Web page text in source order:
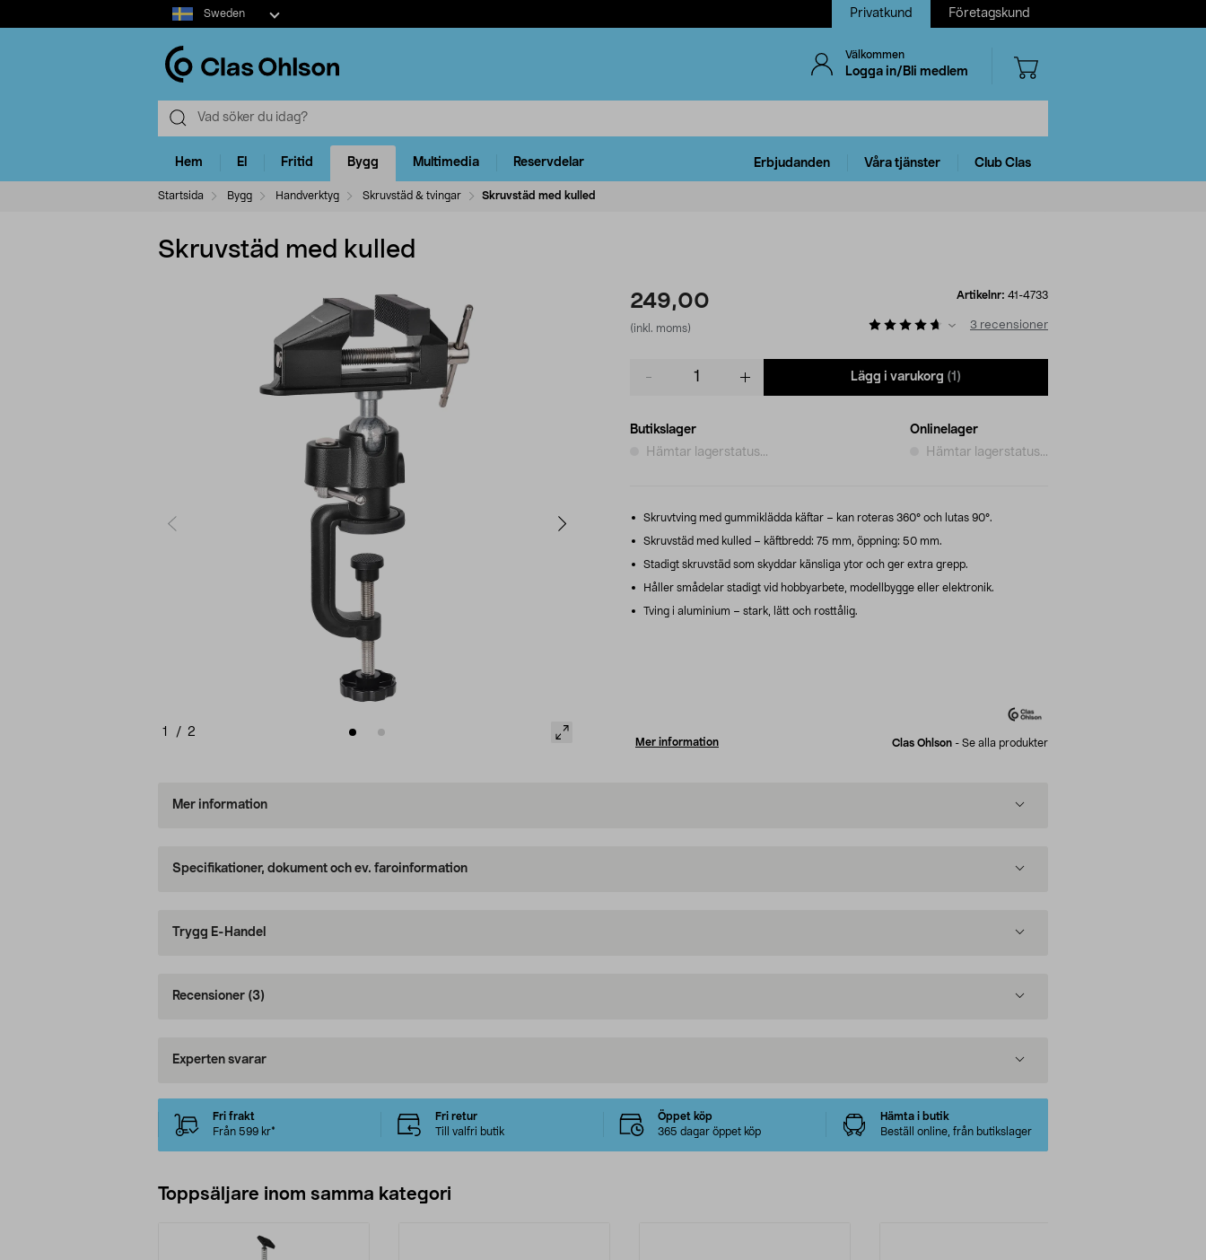
Select
market
Sweden Privatkund Företagskund
Välkommen
Logga in/Bli medlem
Hem El Fritid Bygg Multimedia Reservdelar Erbjudanden Våra tjänster Club Clas
Startsida Bygg Handverktyg Skruvstäd & tvingar Skruvstäd med kulled
Skruvstäd med kulled
1 / 2
249,00
(inkl. moms)
Artikelnr: 41-4733
3 recensioner
Lägg i varukorg (1)
Butikslager
Hämtar lagerstatus...
Onlinelager
Hämtar lagerstatus...
Skruvtving med gummiklädda käftar – kan roteras 360° och lutas 90°.
Skruvstäd med kulled – käftbredd: 75 mm, öppning: 50 mm.
Stadigt skruvstäd som skyddar känsliga ytor och ger extra grepp.
Håller smådelar stadigt vid hobbyarbete, modellbygge eller elektronik.
Tving i aluminium – stark, lätt och rosttålig.
Mer information Clas Ohlson - Se alla produkter
Mer information
Specifikationer, dokument och ev. faroinformation
Trygg E-Handel
Recensioner (3)
Experten svarar
Fri frakt
Från 599 kr*
Fri retur
Till valfri butik
Öppet köp
365 dagar öppet köp
Hämta i butik
Beställ online, från butikslager
Toppsäljare inom samma kategori